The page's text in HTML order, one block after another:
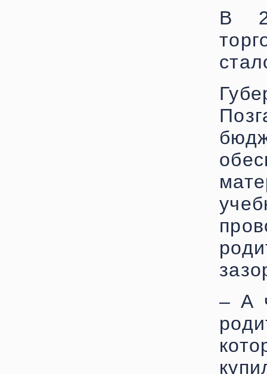
В
– А